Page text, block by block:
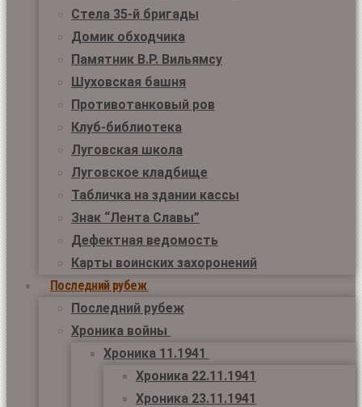
Стела 35-й бригады
Домик обходчика
Памятник В.Р. Вильямсу
Шуховская башня
Противотанковый ров
Клуб-библиотека
Луговская школа
Луговское кладбище
Табличка на здании кассы
Знак “Лента Славы”
Дефектная ведомость
Карты воинских захоронений
Последний рубеж
Последний рубеж
Хроника войны
Хроника 11.1941
Хроника 22.11.1941
Хроника 23.11.1941